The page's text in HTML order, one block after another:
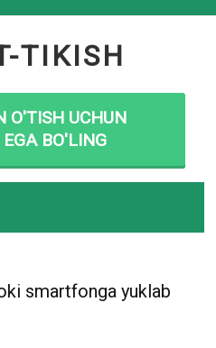
TIKISH
O'TISH UCHUN
EGA BO'LING
smartfonga yuklab